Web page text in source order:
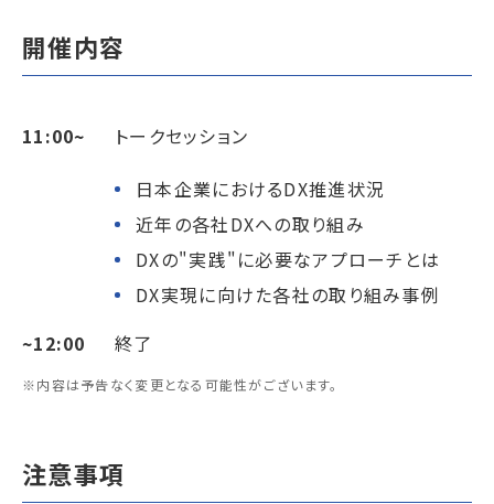
開催内容
11:00~
トークセッション
日本企業におけるDX推進状況
近年の各社DXへの取り組み
DXの"実践"に必要なアプローチとは
DX実現に向けた各社の取り組み事例
~12:00
終了
※内容は予告なく変更となる可能性がございます。
注意事項